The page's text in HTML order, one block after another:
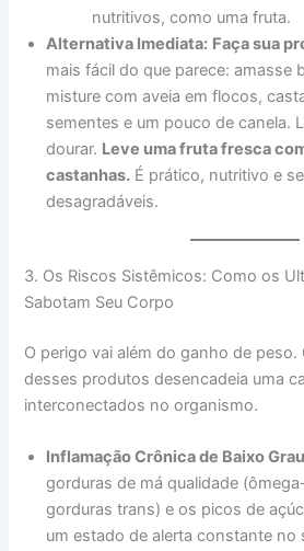
nutritivos, como uma fruta.
Alternativa Imediata: Faça sua
mais fácil do que parece: amasse
misture com aveia em flocos,
sementes e um pouco de canela.
dourar. Leve uma fruta fresca
castanhas. É prático, nutritivo e
desagradáveis.
3. Os Riscos Sistêmicos: Como os
Sabotam Seu Corpo
O perigo vai além do ganho de peso.
desses produtos desencadeia uma
interconectados no organismo.
Inflamação Crônica de Baixo
gorduras de má qualidade
gorduras trans) e os picos de
um estado de alerta constante no